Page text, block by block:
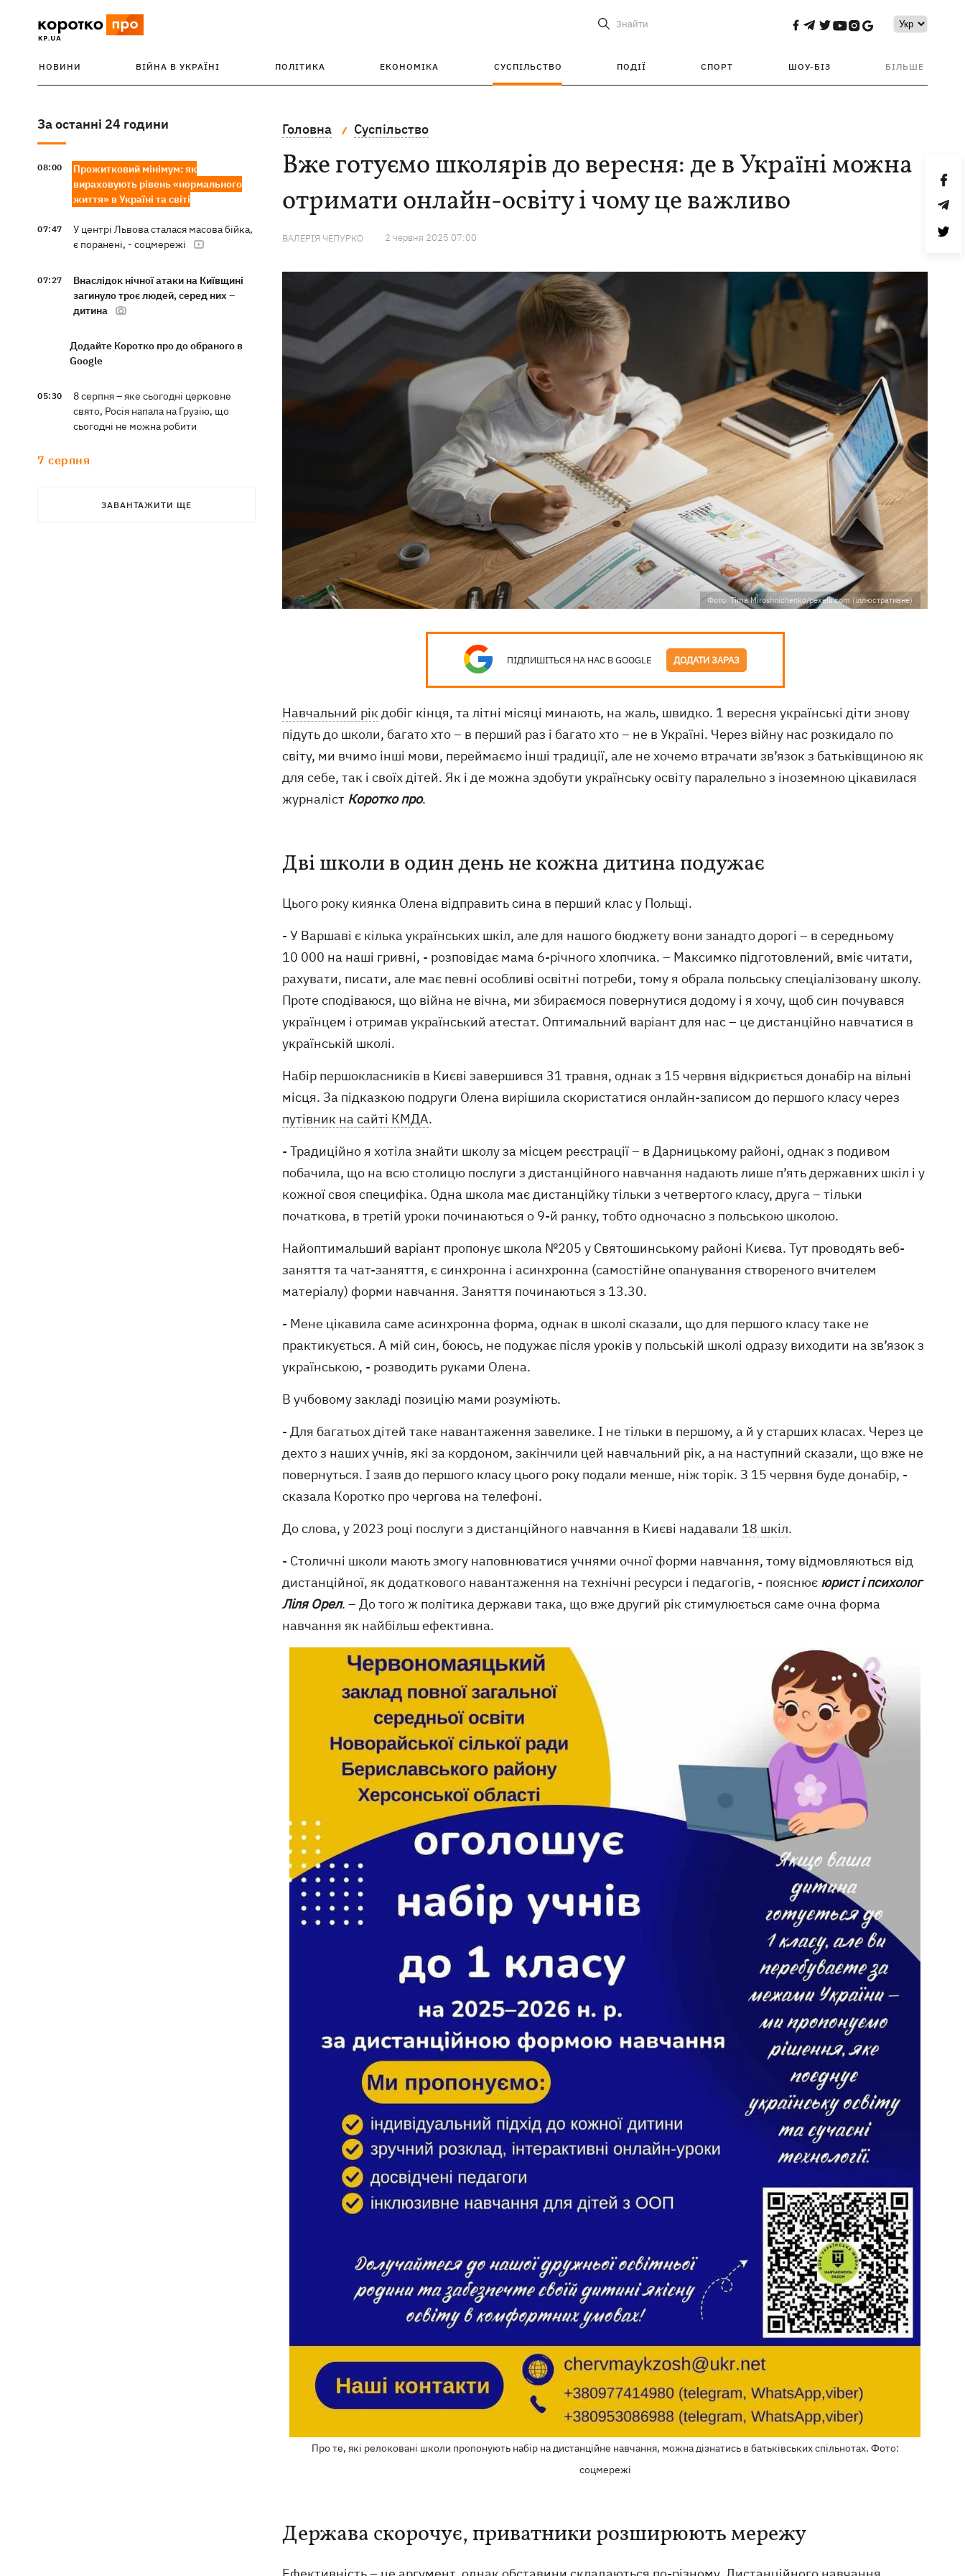
Знайти
НОВИНИ ВІЙНА В УКРАЇНІ ПОЛІТИКА ЕКОНОМІКА СУСПІЛЬСТВО ПОДІЇ СПОРТ ШОУ-БІЗ БІЛЬШЕ
За останні 24 години
08:00
Прожитковий мінімум: як
вираховують рівень «нормального
життя» в Україні та світі
07:47
У центрі Львова сталася масова бійка,
є поранені, - соцмережі
07:27
Внаслідок нічної атаки на Київщині
загинуло троє людей, серед них –
дитина
Додайте Коротко про до обраного в
Google
05:30
8 серпня – яке сьогодні церковне
свято, Росія напала на Грузію, що
сьогодні не можна робити
7 серпня
Полякової із закликами змінити
ЗАВАНТАЖИТИ ЩЕ
Головна Суспільство
Вже готуємо школярів до вересня: де в Україні можна
отримати онлайн-освіту і чому це важливо
ВАЛЕРІЯ ЧЕПУРКО 2 червня 2025 07:00
Фото: Tima Miroshnichenko/pexels.com (іллюстративне)
ПІДПИШІТЬСЯ НА НАС В GOOGLE ДОДАТИ ЗАРАЗ
Навчальний рікдобіг кінця, та літні місяці минають, на жаль, швидко. 1 вересня українські діти знову
підуть до школи, багато хто – в перший раз і багато хто – не в Україні. Через війну нас розкидало по
світу, ми вчимо інші мови, переймаємо інші традиції, але не хочемо втрачати зв’язок з батьківщиною як
для себе, так і своїх дітей. Як і де можна здобути українську освіту паралельно з іноземною цікавилася
журналіст Коротко про.
Дві школи в один день не кожна дитина подужає
Цього року киянка Олена відправить сина в перший клас у Польщі.
- У Варшаві є кілька українських шкіл, але для нашого бюджету вони занадто дорогі – в середньому
10 000 на наші гривні, - розповідає мама 6-річного хлопчика. – Максимко підготовлений, вміє читати,
рахувати, писати, але має певні особливі освітні потреби, тому я обрала польську спеціалізовану школу.
Проте сподіваюся, що війна не вічна, ми збираємося повернутися додому і я хочу, щоб син почувався
українцем і отримав український атестат. Оптимальний варіант для нас – це дистанційно навчатися в
українській школі.
Набір першокласників в Києві завершився 31 травня, однак з 15 червня відкриється донабір на вільні
місця. За підказкою подруги Олена вирішила скористатися онлайн-записом до першого класу через
путівник на сайті КМДА.
- Традиційно я хотіла знайти школу за місцем реєстрації – в Дарницькому районі, однак з подивом
побачила, що на всю столицю послуги з дистанційного навчання надають лише п’ять державних шкіл і у
кожної своя специфіка. Одна школа має дистанційку тільки з четвертого класу, друга – тільки
початкова, в третій уроки починаються о 9-й ранку, тобто одночасно з польською школою.
Найоптимальший варіант пропонує школа №205 у Святошинському районі Києва. Тут проводять веб-
заняття та чат-заняття, є синхронна і асинхронна (самостійне опанування створеного вчителем
матеріалу) форми навчання. Заняття починаються з 13.30.
- Мене цікавила саме асинхронна форма, однак в школі сказали, що для першого класу таке не
практикується. А мій син, боюсь, не подужає після уроків у польській школі одразу виходити на зв’язок з
українською, - розводить руками Олена.
В учбовому закладі позицію мами розуміють.
- Для багатьох дітей таке навантаження завелике. І не тільки в першому, а й у старших класах. Через це
дехто з наших учнів, які за кордоном, закінчили цей навчальний рік, а на наступний сказали, що вже не
повернуться. І заяв до першого класу цього року подали менше, ніж торік. З 15 червня буде донабір, -
сказала Коротко про чергова на телефоні.
До слова, у 2023 році послуги з дистанційного навчання в Києві надавали 18 шкіл.
- Столичні школи мають змогу наповнюватися учнями очної форми навчання, тому відмовляються від
дистанційної, як додаткового навантаження на технічні ресурси і педагогів, - пояснює юрист і психолог
Ліля Орел. – До того ж політика держави така, що вже другий рік стимулюється саме очна форма
навчання як найбільш ефективна.
Про те, які релоковані школи пропонують набір на дистанційне навчання, можна дізнатись в батьківських спільнотах. Фото:
соцмережі
Держава скорочує, приватники розширюють мережу